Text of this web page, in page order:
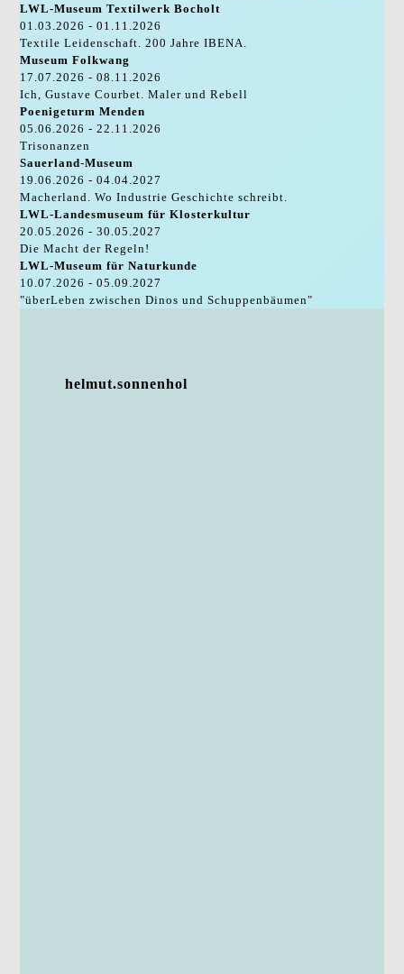
LWL-Museum Textilwerk Bocholt
01.03.2026 - 01.11.2026
Textile Leidenschaft. 200 Jahre IBENA.
Museum Folkwang
17.07.2026 - 08.11.2026
Ich, Gustave Courbet. Maler und Rebell
Poenigeturm Menden
05.06.2026 - 22.11.2026
Trisonanzen
Sauerland-Museum
19.06.2026 - 04.04.2027
Macherland. Wo Industrie Geschichte schreibt.
LWL-Landesmuseum für Klosterkultur
20.05.2026 - 30.05.2027
Die Macht der Regeln!
LWL-Museum für Naturkunde
10.07.2026 - 05.09.2027
"überLeben zwischen Dinos und Schuppenbäumen"
helmut.sonnenhol